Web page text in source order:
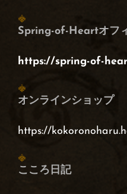
Spring-of-Heartオフ
https://spring-of-
オンラインショップ
https://
こころ日記